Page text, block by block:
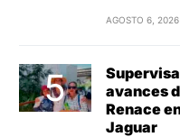
AGOSTO 6, 2026
avances
Renace
Jaguar